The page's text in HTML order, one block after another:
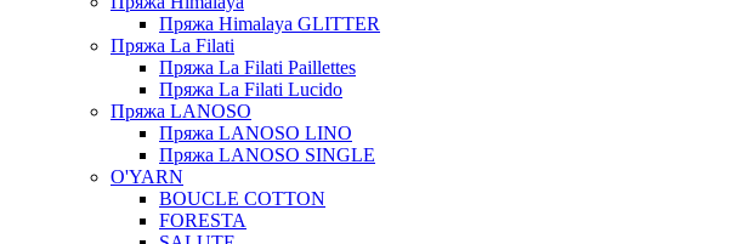
Пряжа Himalaya GLITTER
Пряжа La Filati
Пряжа La Filati Paillettes
Пряжа La Filati Lucido
Пряжа LANOSO
Пряжа LANOSO LINO
Пряжа LANOSO SINGLE
O'YARN
BOUCLE COTTON
FORESTA